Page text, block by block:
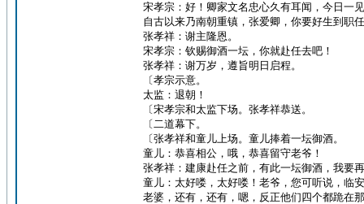
宋孝宗：好！卿家文名忠心久有耳闻，今日一
自古以来乃南朝重镇，张爱卿，你要好生到职
张孝祥：谢主隆恩。
宋孝宗：钦赐御酒一坛，你就赴任去吧！
张孝祥：谢万岁，遵旨明日启程。
〔孝宗示意。
太监：退朝！
〔宋孝宗和太监下场。张孝祥恭送。
〔二道幕下。
〔张孝祥和童儿上场。童儿捧着一坛御酒。
童儿：恭喜相公，哦，恭喜留守老爷！
张孝祥：建康赴任之前，有此一坛御酒，我要
童儿：太好喽，太好喽！老爷，您可听说，临
老婆，还有，还有，嗯，反正他们四个都跪在